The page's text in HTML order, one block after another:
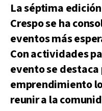
La séptima
Crespo se ha
eventos más
Con actividades
evento se destaca
emprendimiento
reunir a la